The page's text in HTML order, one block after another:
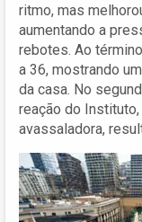
ritmo, mas
aumentando a
rebotes. Ao
a 36, mostrando
da casa. No
reação do
avassaladora,